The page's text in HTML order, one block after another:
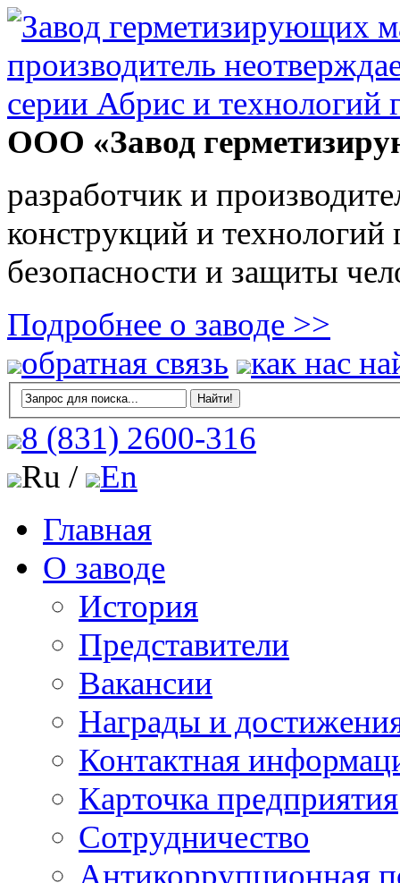
ООО «Завод
разработчик и
конструкций и
безопасности и защиты
Подробнее о заводе >>
обратная связь
как нас
8 (831) 2600-316
Ru /
En
Главная
О заводе
История
Представители
Вакансии
Награды и
Контактная
Карточка предприятия
Сотрудничество
Антикоррупционная